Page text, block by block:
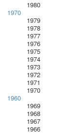
1980
1970
1979
1978
1977
1976
1975
1974
1973
1972
1971
1970
1960
1969
1968
1967
1966